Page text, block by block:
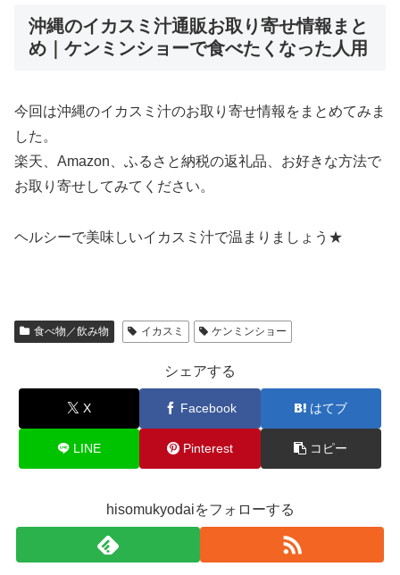
沖縄のイカスミ汁通販お取り寄せ情報まと
め｜ケンミンショーで食べたくなった人用
今回は沖縄のイカスミ汁のお取り寄せ情報をまとめてみま
した。
楽天、Amazon、ふるさと納税の返礼品、お好きな方法で
お取り寄せしてみてください。
ヘルシーで美味しいイカスミ汁で温まりましょう★
食べ物／飲み物 イカスミ ケンミンショー
シェアする
X Facebook はてブ
LINE Pinterest コピー
hisomukyodaiをフォローする